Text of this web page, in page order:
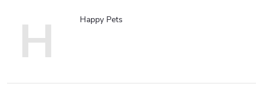
H Happy Pets